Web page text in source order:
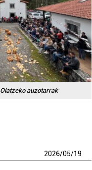
Olatzeko auzotarrak
2026/05/19